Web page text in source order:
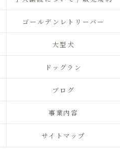
ゴールデンレトリーバー
大型犬
ドッグラン
ブログ
事業内容
サイトマップ